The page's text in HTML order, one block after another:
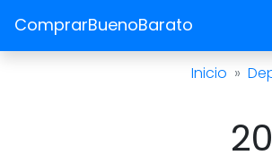
ComprarBuenoBarato
Inicio